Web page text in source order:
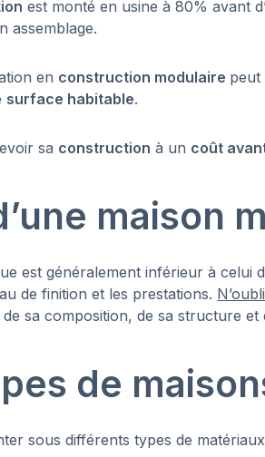
est monté en usine à 80% avant
assemblage.
en construction modulaire peut
surface habitable.
sa construction à un coût
maison
est généralement inférieur à celui
de finition et les prestations.
sa composition, de sa structure et
de
sous différents types de